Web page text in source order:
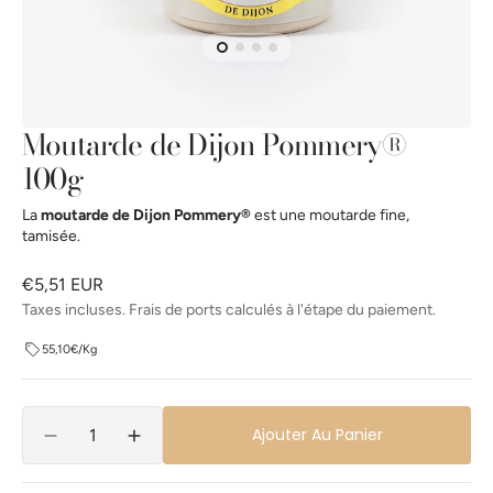
la
vue
de
Moutarde de Dijon Pommery®
100g
Lamoutarde de Dijon Pommery®est une moutarde fine,
tamisée.
Prix
habituel
€5,51 EUR
Taxes incluses. Frais de ports calculés à l'étape du paiement.
55,10€/Kg
Réduire
la
Augmenter
la
Ajouter Au Panier